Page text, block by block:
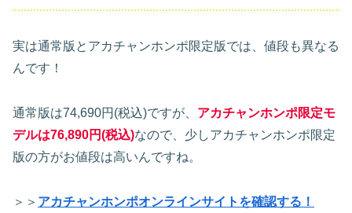
実は通常版とアカチャンホンポ限定版では、値段も異なる
んです！
通常版は74,690円(税込)ですが、 アカチャンホンポ限定モ
デルは76,890円(税込)なので、少しアカチャンホンポ限定
版の方がお値段は高いんですね。
＞＞ アカチャンホンポオンラインサイトを確認する！